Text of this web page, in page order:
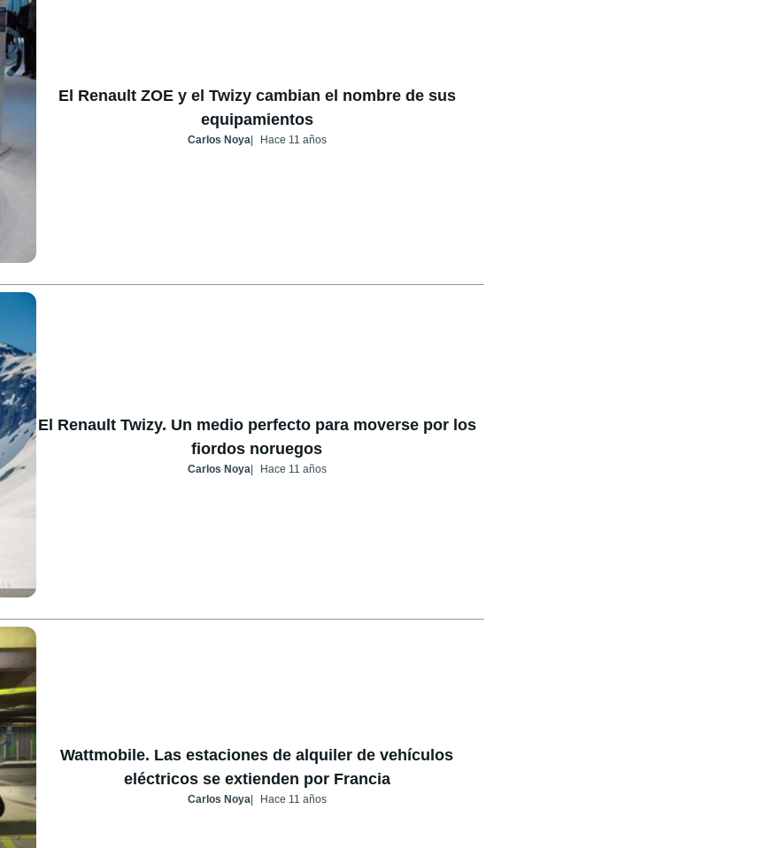
El Renault ZOE y el Twizy cambian el nombre de sus
equipamientos
Carlos Noya Hace 11 años
El Renault Twizy. Un medio perfecto para moverse por los
fiordos noruegos
Carlos Noya Hace 11 años
Wattmobile. Las estaciones de alquiler de vehículos
eléctricos se extienden por Francia
Carlos Noya Hace 11 años